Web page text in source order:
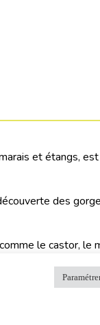
et étangs, est
des
le castor, le